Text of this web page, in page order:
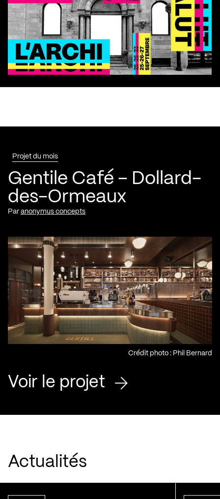
Projet du mois
Gentile Café – Dollard-
des-Ormeaux
Par anonymus concepts
Crédit photo : Phil Bernard
Voir le projet
Actualités